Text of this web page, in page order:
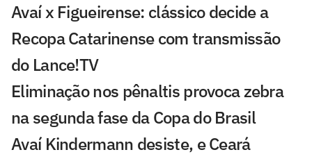
Avaí x Figueirense: clássico decide a
Recopa Catarinense com transmissão
do Lance!TV
Eliminação nos pênaltis provoca zebra
na segunda fase da Copa do Brasil
Avaí Kindermann desiste, e Ceará